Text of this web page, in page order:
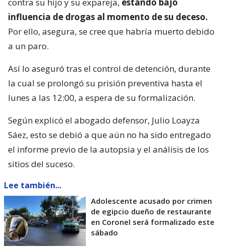
influencia de drogas al momento de su deceso.
Por ello, asegura, se cree que habría muerto debido
a un paro.
Así lo aseguró tras el control de detención, durante
la cual se prolongó su prisión preventiva hasta el
lunes a las 12:00, a espera de su formalización.
Según explicó el abogado defensor, Julio Loayza
Sáez, esto se debió a que aún no ha sido entregado
el informe previo de la autopsia y el análisis de los
sitios del suceso.
Lee también...
Adolescente acusado por crimen
de egipcio dueño de restaurante
en Coronel será formalizado este
sábado